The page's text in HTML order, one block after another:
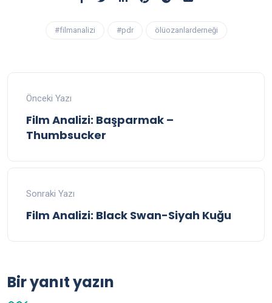
#filmanalizi #pdr ölüozanlarderneği
Önceki Yazı
Film Analizi: Başparmak –
Thumbsucker
Sonraki Yazı
Film Analizi: Black Swan-Siyah Kuğu
Bir yanıt yazın